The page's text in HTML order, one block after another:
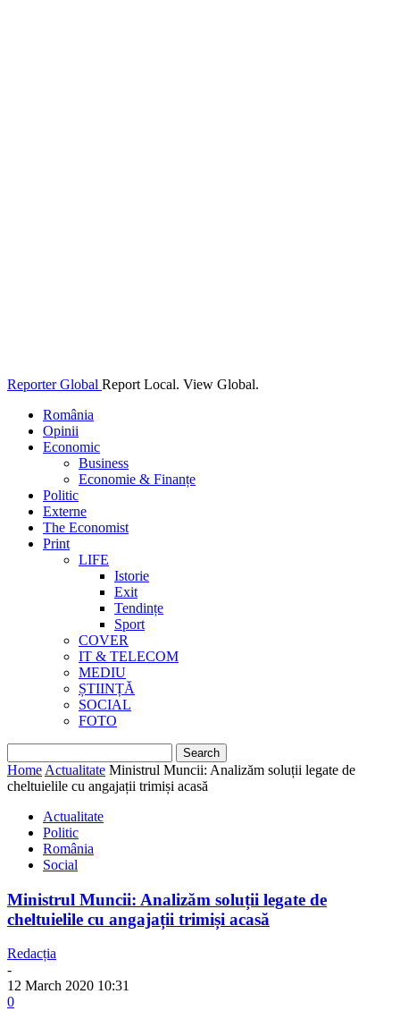
Reporter Global Report Local. View Global.
România
Opinii
Economic
Business
Economie & Finanțe
Politic
Externe
The Economist
Print
LIFE
Istorie
Exit
Tendințe
Sport
COVER
IT & TELECOM
MEDIU
ȘTIINȚĂ
SOCIAL
FOTO
Home Actualitate Ministrul Muncii: Analizăm soluții legate de
cheltuielile cu angajații trimiși acasă
Actualitate
Politic
România
Social
Ministrul Muncii: Analizăm soluții legate de
cheltuielile cu angajații trimiși acasă
Redacția
-
12 March 2020 10:31
0